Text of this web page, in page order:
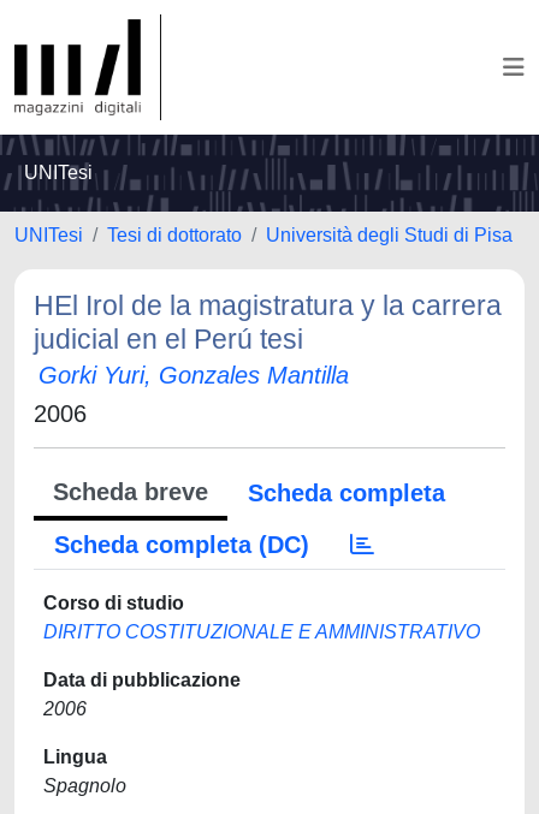
UNITesi
UNITesi Tesi di dottorato Università degli Studi di Pisa
HEl Irol de la magistratura y la carrera
judicial en el Perú tesi
Gorki Yuri, Gonzales Mantilla
2006
Scheda breve
Scheda completa
Scheda completa (DC)
Corso di studio
DIRITTO COSTITUZIONALE E AMMINISTRATIVO
Data di pubblicazione
2006
Lingua
Spagnolo